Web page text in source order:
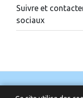
Suivre et
sociaux